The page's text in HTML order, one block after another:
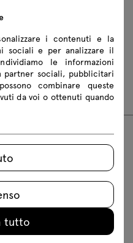
Paralel?
lasciare segni sul
i contenuti e la
sociali e per analizzare il
le informazioni
sociali, pubblicitari
combinare queste
da voi o ottenuti quando
tutto